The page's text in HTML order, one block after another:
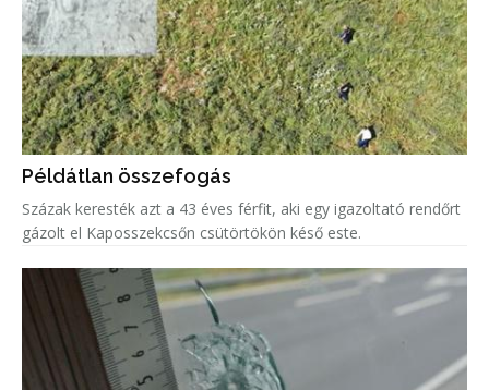
Példátlan összefogás
Százak keresték azt a 43 éves férfit, aki egy igazoltató rendőrt
gázolt el Kaposszekcsőn csütörtökön késő este.